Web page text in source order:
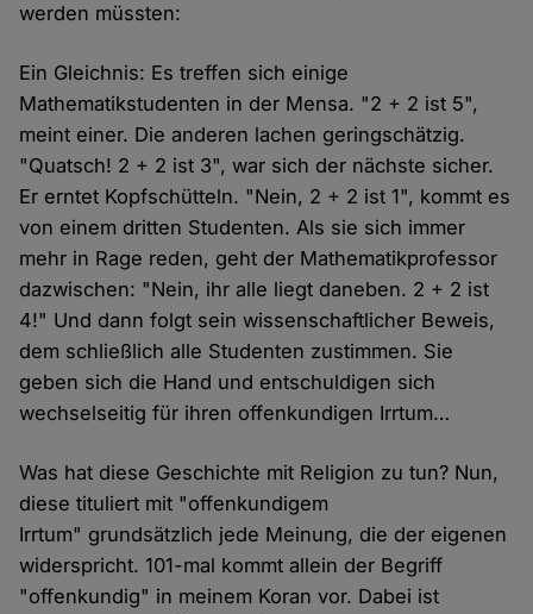
werden müssten:
Ein Gleichnis: Es treffen sich einige
Mathematikstudenten in der Mensa. "2 + 2 ist 5",
meint einer. Die anderen lachen geringschätzig.
"Quatsch! 2 + 2 ist 3", war sich der nächste sicher.
Er erntet Kopfschütteln. "Nein, 2 + 2 ist 1", kommt es
von einem dritten Studenten. Als sie sich immer
mehr in Rage reden, geht der Mathematikprofessor
dazwischen: "Nein, ihr alle liegt daneben. 2 + 2 ist
4!" Und dann folgt sein wissenschaftlicher Beweis,
dem schließlich alle Studenten zustimmen. Sie
geben sich die Hand und entschuldigen sich
wechselseitig für ihren offenkundigen Irrtum…
Was hat diese Geschichte mit Religion zu tun? Nun,
diese tituliert mit "offenkundigem
Irrtum" grundsätzlich jede Meinung, die der eigenen
widerspricht. 101-mal kommt allein der Begriff
"offenkundig" in meinem Koran vor. Dabei ist